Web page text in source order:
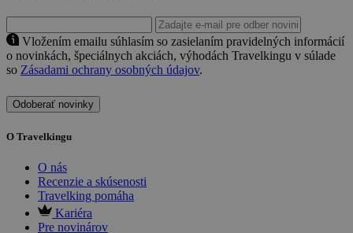
Vložením emailu súhlasím so zasielaním pravidelných informácií
o novinkách, špeciálnych akciách, výhodách Travelkingu v súlade
so Zásadami ochrany osobných údajov.
Odoberať novinky
O Travelkingu
O nás
Recenzie a skúsenosti
Travelking pomáha
Kariéra
Pre novinárov